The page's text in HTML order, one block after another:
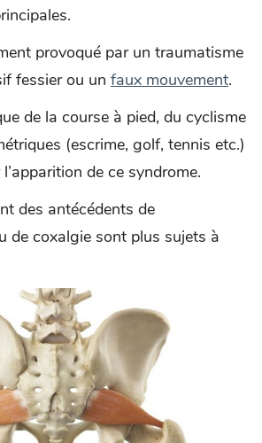
provoqué par un traumatisme
fessier ou un faux mouvement.
de la course à pied, du cyclisme
(escrime, golf, tennis etc.)
de ce syndrome.
des antécédents de
de coxalgie sont plus sujets à